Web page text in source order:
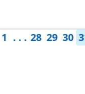
1 . . . 28 29 30